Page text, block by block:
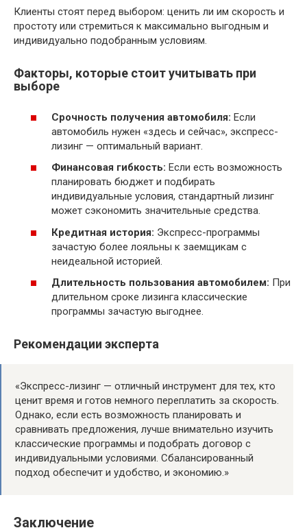
Клиенты стоят перед выбором: ценить ли им скорость и
простоту или стремиться к максимально выгодным и
индивидуально подобранным условиям.
Факторы, которые стоит учитывать при
выборе
Срочность получения автомобиля: Если
автомобиль нужен «здесь и сейчас», экспресс-
лизинг — оптимальный вариант.
Финансовая гибкость: Если есть возможность
планировать бюджет и подбирать
индивидуальные условия, стандартный лизинг
может сэкономить значительные средства.
Кредитная история: Экспресс-программы
зачастую более лояльны к заемщикам с
неидеальной историей.
Длительность пользования автомобилем: При
длительном сроке лизинга классические
программы зачастую выгоднее.
Рекомендации эксперта
«Экспресс-лизинг — отличный инструмент для тех, кто
ценит время и готов немного переплатить за скорость.
Однако, если есть возможность планировать и
сравнивать предложения, лучше внимательно изучить
классические программы и подобрать договор с
индивидуальными условиями. Сбалансированный
подход обеспечит и удобство, и экономию.»
Заключение